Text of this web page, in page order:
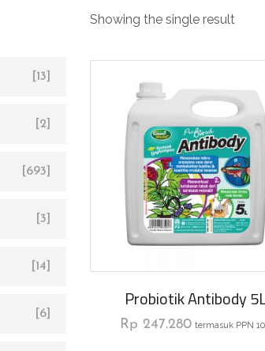
Showing the single result
Probiotik Antibody
Rp 247.280 termasuk PPN
[13]
[2]
[693]
[3]
[14]
[6]